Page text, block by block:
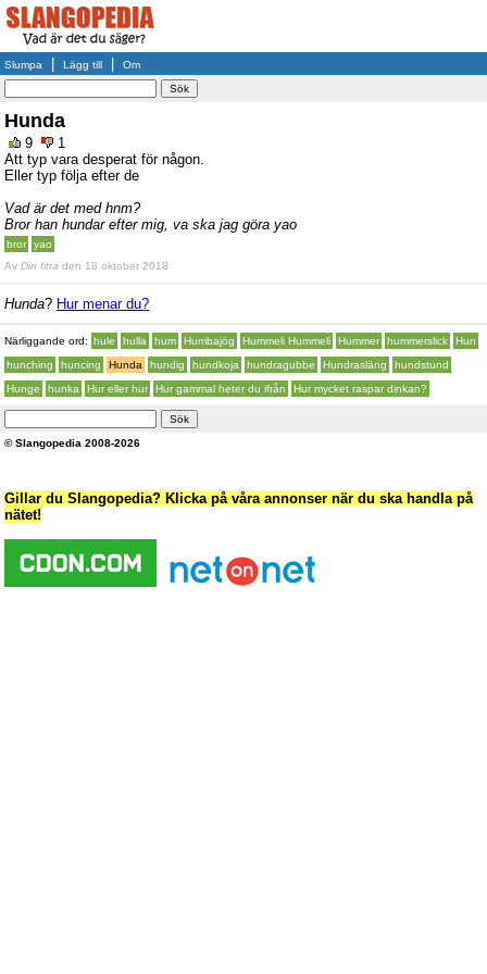
Slumpa Lägg till Om
Hunda
9
1
Att typ vara desperat för någon.
Eller typ följa efter de
Vad är det med hnm?
Bror han hundar efter mig, va ska jag göra yao
bror
yao
Av Din fitta den 18 oktober 2018
Hunda? Hur menar du?
Närliggande ord: hule hulla hum Humbajög Hummeli Hummeli Hummer hummerslick
Hun
hunching
huncing Hunda hundig hundkoja hundragubbe Hundrasläng
hundstund
Hunge
hunka Hur eller hur Hur gammal heter du ifrån Hur mycket raspar dinkan?
© Slangopedia 2008-2026
Gillar du Slangopedia? Klicka på våra annonser när du ska handla på
nätet!